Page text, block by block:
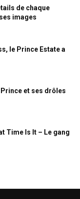
de chaque
images
le Prince Estate a
Prince et ses drôles
Time Is It – Le gang